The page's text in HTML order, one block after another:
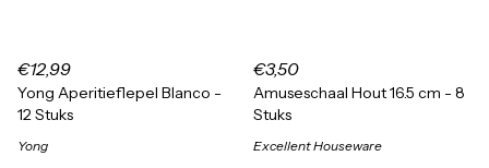
€12,99
Yong Aperitieflepel Blanco -
12 Stuks
Yong
€3,50
Amuseschaal Hout 16.5 cm - 8
Stuks
Excellent Houseware